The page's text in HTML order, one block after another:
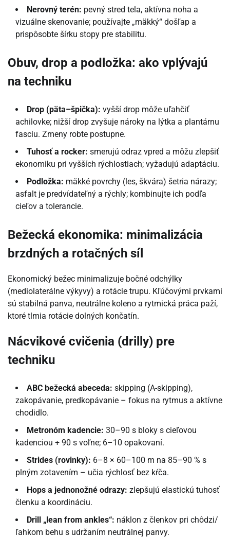
Nerovný terén: pevný stred tela, aktívna noha a
vizuálne skenovanie; používajte „mäkký“ došľap a
prispôsobte šírku stopy pre stabilitu.
Obuv, drop a podložka: ako vplývajú
na techniku
Drop (päta–špička): vyšší drop môže uľahčiť
achilovke; nižší drop zvyšuje nároky na lýtka a plantárnu
fasciu. Zmeny robte postupne.
Tuhosť a rocker: smerujú odraz vpred a môžu zlepšiť
ekonomiku pri vyšších rýchlostiach; vyžadujú adaptáciu.
Podložka: mäkké povrchy (les, škvára) šetria nárazy;
asfalt je predvídateľný a rýchly; kombinujte ich podľa
cieľov a tolerancie.
Bežecká ekonomika: minimalizácia
brzdných a rotačných síl
Ekonomický bežec minimalizuje bočné odchýlky
(mediolaterálne výkyvy) a rotácie trupu. Kľúčovými prvkami
sú stabilná panva, neutrálne koleno a rytmická práca paží,
ktoré tlmia rotácie dolných končatín.
Nácvikové cvičenia (drilly) pre
techniku
ABC bežecká abeceda: skipping (A-skipping),
zakopávanie, predkopávanie – fokus na rytmus a aktívne
chodidlo.
Metronóm kadencie: 30–90 s bloky s cieľovou
kadenciou + 90 s voľne; 6–10 opakovaní.
Strides (rovinky): 6–8 × 60–100 m na 85–90 % s
plným zotavením – učia rýchlosť bez kŕča.
Hops a jednonožné odrazy: zlepšujú elastickú tuhosť
členku a koordináciu.
Drill „lean from ankles“: náklon z členkov pri chôdzi/
ľahkom behu s udržaním neutrálnej panvy.